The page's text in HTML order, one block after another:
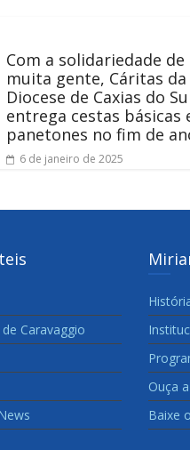
Com a solidariedade de
muita gente, Cáritas da
Diocese de Caxias do
entrega cestas básicas
panetones no fim de
6 de janeiro de 2025
Caravaggio
Ouça
Baixe